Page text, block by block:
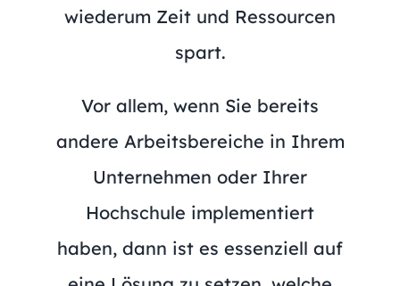
wiederum Zeit und Ressourcen
spart.
Vor allem, wenn Sie bereits
andere Arbeitsbereiche in Ihrem
Unternehmen oder Ihrer
Hochschule implementiert
haben, dann ist es essenziell auf